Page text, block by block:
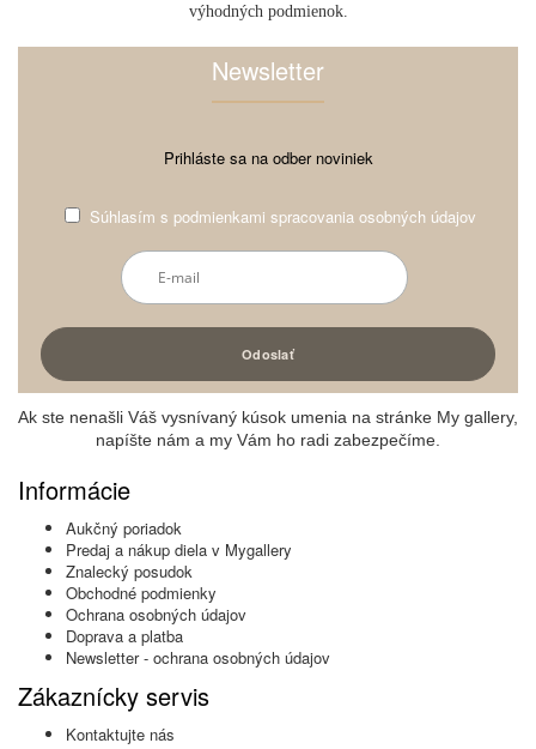
výhodných podmienok.
Newsletter
Prihláste sa na odber noviniek
Súhlasím s podmienkami spracovania osobných údajov
Ak ste nenašli Váš vysnívaný kúsok umenia na stránke My gallery,
napíšte nám a my Vám ho radi zabezpečíme.
Informácie
Aukčný poriadok
Predaj a nákup diela v Mygallery
Znalecký posudok
Obchodné podmienky
Ochrana osobných údajov
Doprava a platba
Newsletter - ochrana osobných údajov
Zákaznícky servis
Kontaktujte nás